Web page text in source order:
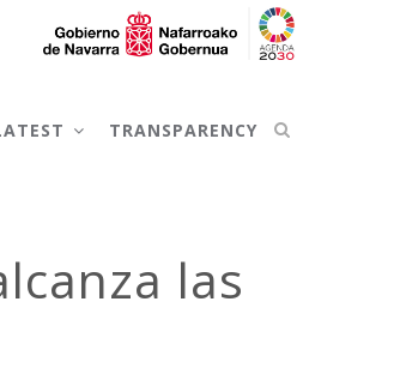
TRANSPARENCY
las